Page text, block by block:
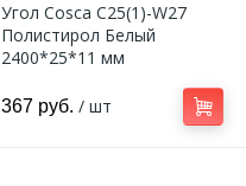
Угол Cosca C25(1)-W27
Полистирол Белый
2400*25*11 мм
367 руб. / шт